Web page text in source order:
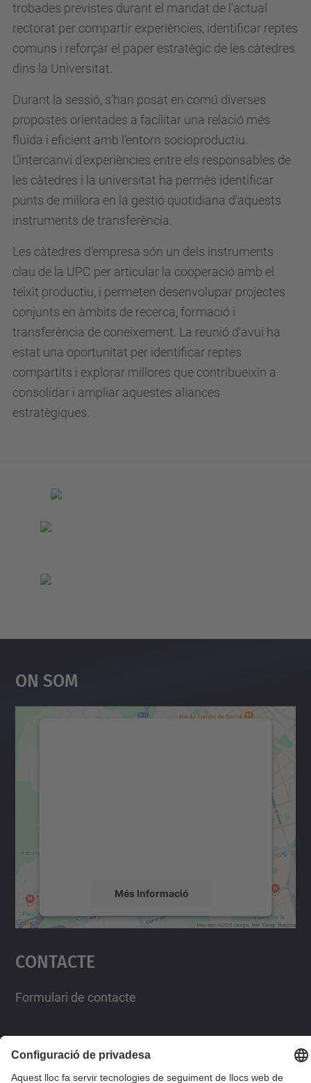
trobades previstes durant el mandat de l'actual
rectorat per compartir experiències, identificar reptes
comuns i reforçar el paper estratègic de les càtedres
dins la Universitat.
Durant la sessió, s’han posat en comú diverses
propostes orientades a facilitar una relació més
fluida i eficient amb l’entorn socioproductiu.
L’intercanvi d’experiències entre els responsables de
les càtedres i la universitat ha permès identificar
punts de millora en la gestió quotidiana d'aquests
instruments de transferència.
Les càtedres d'empresa són un dels instruments
clau de la UPC per articular la cooperació amb el
teixit productiu, i permeten desenvolupar projectes
conjunts en àmbits de recerca, formació i
transferència de coneixement. La reunió d'avui ha
estat una oportunitat per identificar reptes
compartits i explorar millores que contribueixin a
consolidar i ampliar aquestes aliances
estratègiques.
On Som
Més Informació
Accepta
powered by
Contacte
Formulari de contacte
Llista Xarxes Socials